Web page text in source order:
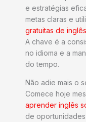
e estratégias
metas claras e
gratuitas de inglês
A chave é a
no idioma e a
do tempo.
Não adie mais o
Comece hoje
aprender inglês
de